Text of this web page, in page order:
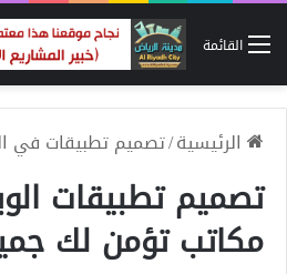
القائمة
الرئيسية/تصميم تطبيقات في
مكاتب تؤمن لك